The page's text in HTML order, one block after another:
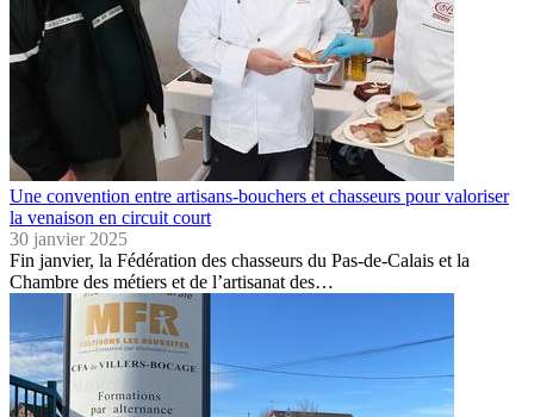
Une convention entre artisans-bouchers et chasseurs pour valoriser
la venaison en circuit court
30 janvier 2025
Fin janvier, la Fédération des chasseurs du Pas-de-Calais et la
Chambre des métiers et de l’artisanat des…